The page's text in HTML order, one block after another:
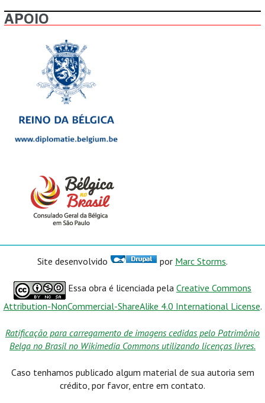
APOIO
Site desenvolvido por Marc Storms.
Essa obra é licenciada pela Creative Commons
Attribution-NonCommercial-ShareAlike 4.0 International License.
Ratificação para carregamento de imagens cedidas pelo Patrimônio
Belga no Brasil no Wikimedia Commons utilizando licenças livres.
Caso tenhamos publicado algum material de sua autoria sem
crédito, por favor, entre em contato.